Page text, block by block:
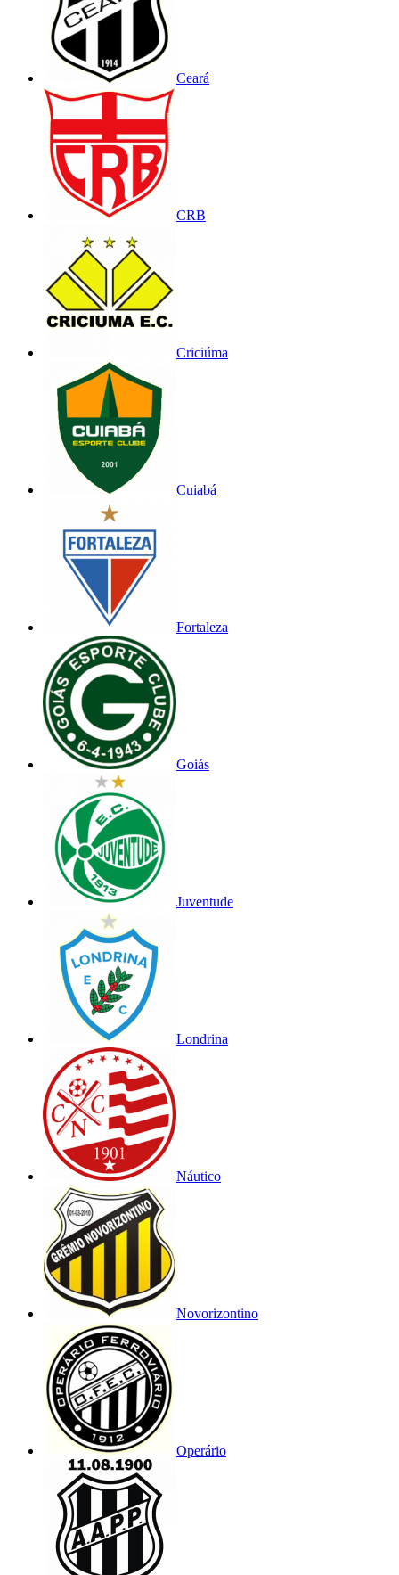
Ceará
CRB
Criciúma
Cuiabá
Fortaleza
Goiás
Juventude
Londrina
Náutico
Novorizontino
Operário